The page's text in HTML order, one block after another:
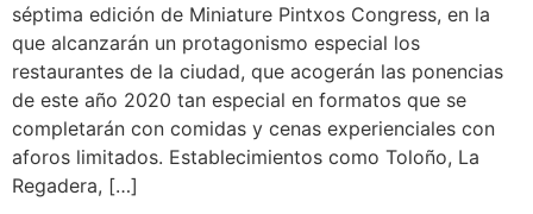
séptima edición de Miniature Pintxos Congress, en la
que alcanzarán un protagonismo especial los
restaurantes de la ciudad, que acogerán las ponencias
de este año 2020 tan especial en formatos que se
completarán con comidas y cenas experienciales con
aforos limitados. Establecimientos como Toloño, La
Regadera, […]